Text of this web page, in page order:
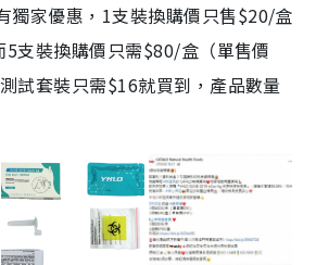
獨家優惠，1支裝換購價只售$20/盒
5支裝換購價只需$80/盒（單售價
試套裝只需$16就買到，產品數量